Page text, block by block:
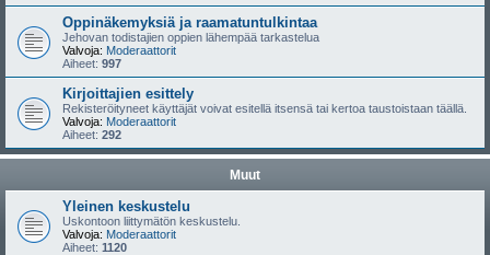
Oppinäkemyksiä ja raamatuntulkintaa
Jehovan todistajien oppien lähempää tarkastelua
Valvoja: Moderaattorit
Aiheet: 997
Kirjoittajien esittely
Rekisteröityneet käyttäjät voivat esitellä itsensä tai kertoa taustoistaan täällä.
Valvoja: Moderaattorit
Aiheet: 292
Muut
Yleinen keskustelu
Uskontoon liittymätön keskustelu.
Valvoja: Moderaattorit
Aiheet: 1120